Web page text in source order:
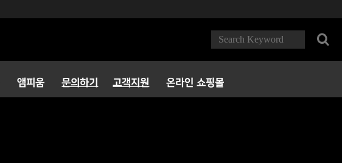
앰피움 문의하기 고객지원 온라인 쇼핑몰